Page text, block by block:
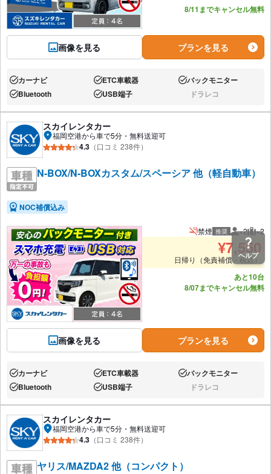
画像を見る
8/11までキャンセル無料
プランを見る
あり:カーナビ あり:ETC車載器 あり:バックモニター
あり:Bluetooth あり:USB端子 なし:ドラレコ
スカイレンタカー
福岡空港から車で5分・無料送迎可
4.3 （口コミ 238件）
N-BOX/N-BOXカスタム/スペーシア 他（軽自動車）
NOC補償込み
画像を見る
禁煙 推奨 推奨人数
×2 推
×2
¥7,550
日帰り（免責補償・税込）
あと10台
8/07までキャンセル無料
プランを見る
あり:カーナビ あり:ETC車載器 あり:バックモニター
あり:Bluetooth あり:USB端子 なし:ドラレコ
スカイレンタカー
福岡空港から車で5分・無料送迎可
4.3 （口コミ 238件）
ヤリス/MAZDA2 他（コンパクト）
ヘルプ